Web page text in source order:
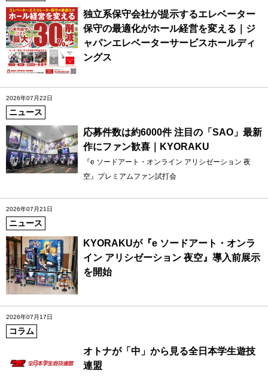
独立系保守会社が提示するエレベーター
保守の最適化がホール経営を変える｜ジ
ャパンエレベーターサービスホールディ
ングス
2026年07月22日
ニュース
応募件数は約6000件 注目の「SAO」最新
作にファン歓喜｜KYORAKU
『e ソードアート・オンライン アリシゼーション 夜
空』プレミアムファン試打会
2026年07月21日
ニュース
KYORAKUが『e ソードアート・オンラ
イン アリシゼーション 夜空』導入前展示
を開始
2026年07月17日
コラム
オトナが「中」から見る全日本学生遊技
連盟